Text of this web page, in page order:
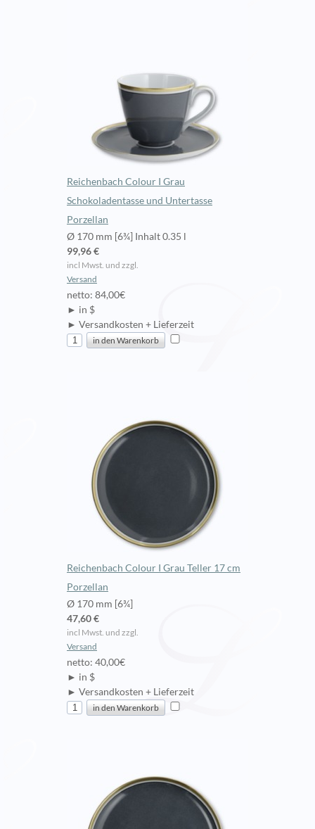
Reichenbach Colour I Grau
Schokoladentasse und Untertasse
Porzellan
Ø 170 mm [6¾] Inhalt 0.35 l
99,96 €
incl Mwst. und zzgl.
Versand
netto: 84,00€
► in $
► Versandkosten + Lieferzeit
Reichenbach Colour I Grau Teller 17 cm
Porzellan
Ø 170 mm [6¾]
47,60 €
incl Mwst. und zzgl.
Versand
netto: 40,00€
► in $
► Versandkosten + Lieferzeit